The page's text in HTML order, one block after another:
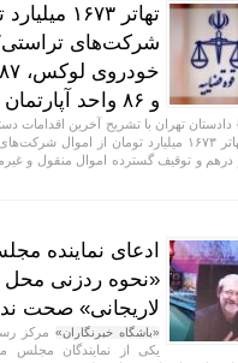
تهاتر ۱۶۷۳
و ۸۶ واحد آپارتمان
دادستان تهران با تشریح آخرین اقدامات
تعهدات ارزی، از تهاتر ۱۶۷۳ میلیارد تومان از
و درهم و توقیف گسترده اموال منقول و
ادعای نماینده
«نحوه ردزنی محل
لاریجانی» صحت
«باشگاه خبرنگاران» مرکز
یکی از نمایندگان مجلس